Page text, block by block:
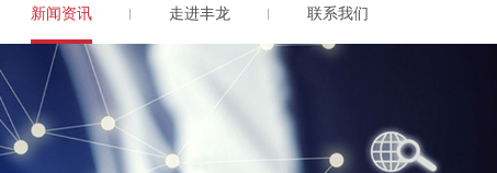
新闻资讯 走进丰龙 联系我们